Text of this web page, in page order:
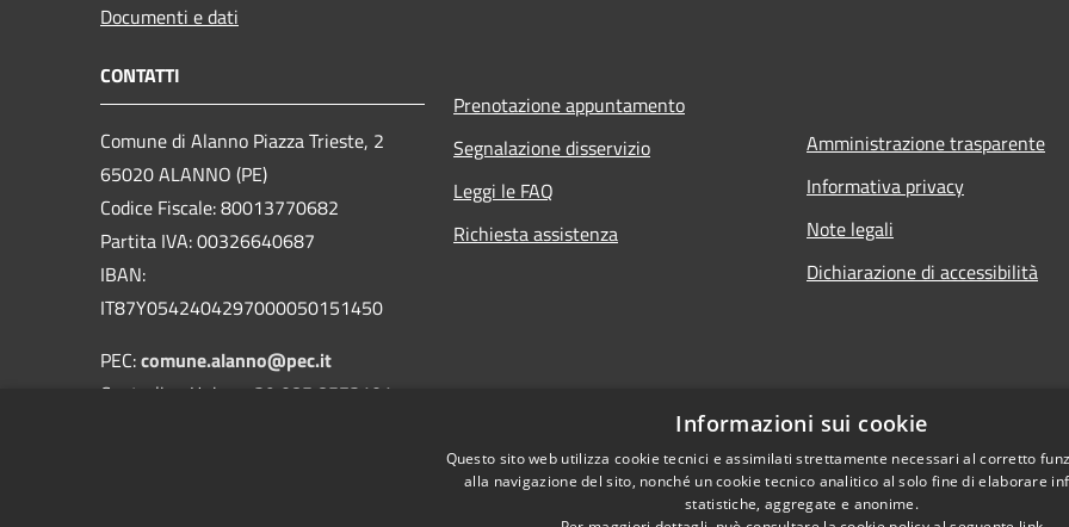
Documenti e dati
CONTATTI
Comune di Alanno Piazza Trieste, 2
65020 ALANNO (PE)
Codice Fiscale: 80013770682
Partita IVA: 00326640687
IBAN:
IT87Y0542404297000050151450
PEC:comune.alanno@pec.it
Centralino Unico: +39 085 8573101
Prenotazione appuntamento
Segnalazione disservizio
Leggi le FAQ
Richiesta assistenza
Amministrazione trasparente
Informativa privacy
Note legali
Dichiarazione di accessibilità
Informazioni sui cookie
Questo sito web utilizza cookie tecnici e assimilati strettamente necessari al corretto
alla navigazione del sito, nonché un cookie tecnico analitico al solo fine di elaborare
statistiche, aggregate e anonime.